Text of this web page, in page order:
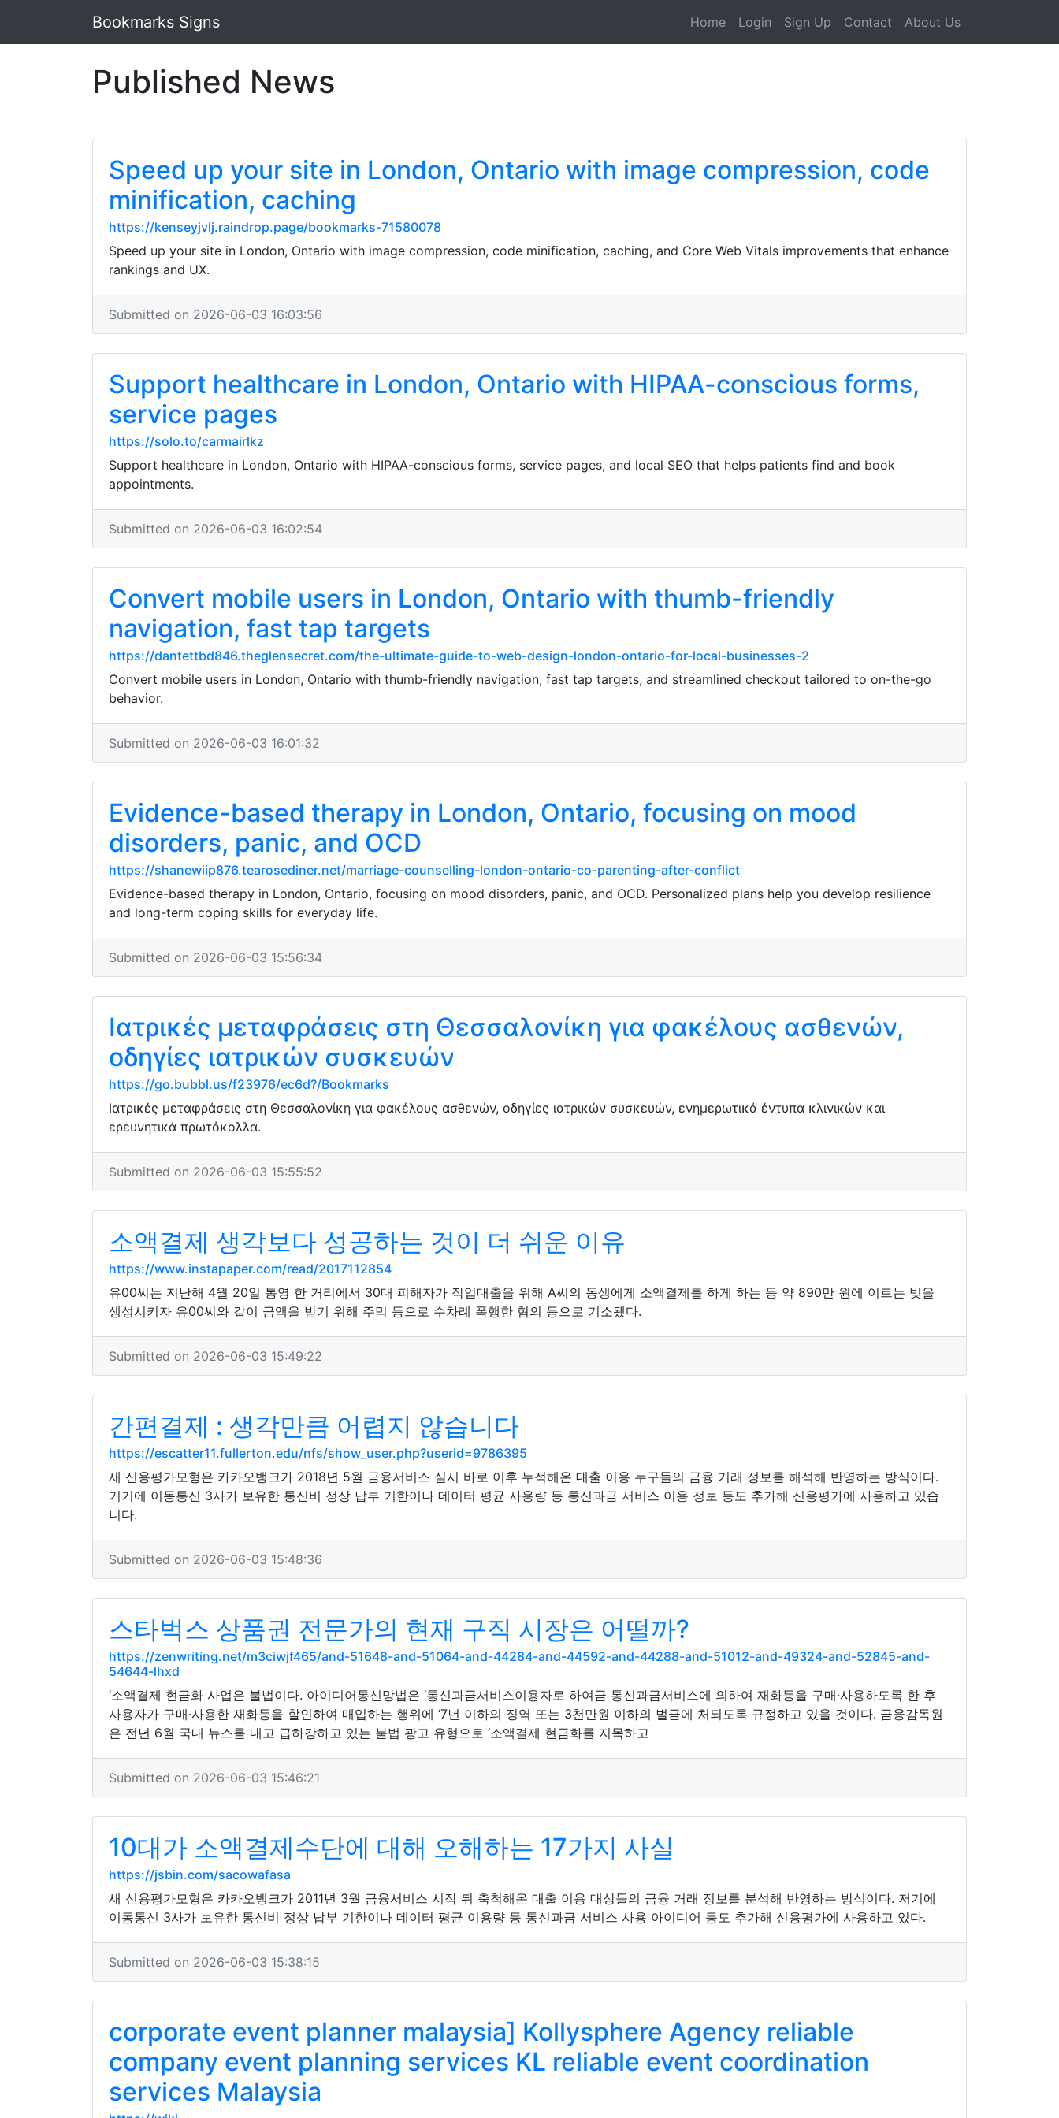
Bookmarks Signs Home Login Sign Up Contact About Us
Published News
Speed up your site in London, Ontario with image compression, code
minification, caching
https://kenseyjvlj.raindrop.page/bookmarks-71580078
Speed up your site in London, Ontario with image compression, code minification, caching, and Core Web Vitals improvements that enhance
rankings and UX.
Submitted on 2026-06-03 16:03:56
Support healthcare in London, Ontario with HIPAA-conscious forms,
service pages
https://solo.to/carmairlkz
Support healthcare in London, Ontario with HIPAA-conscious forms, service pages, and local SEO that helps patients find and book
appointments.
Submitted on 2026-06-03 16:02:54
Convert mobile users in London, Ontario with thumb-friendly
navigation, fast tap targets
https://dantettbd846.theglensecret.com/the-ultimate-guide-to-web-design-london-ontario-for-local-businesses-2
Convert mobile users in London, Ontario with thumb-friendly navigation, fast tap targets, and streamlined checkout tailored to on-the-go
behavior.
Submitted on 2026-06-03 16:01:32
Evidence-based therapy in London, Ontario, focusing on mood
disorders, panic, and OCD
https://shanewiip876.tearosediner.net/marriage-counselling-london-ontario-co-parenting-after-conflict
Evidence-based therapy in London, Ontario, focusing on mood disorders, panic, and OCD. Personalized plans help you develop resilience
and long-term coping skills for everyday life.
Submitted on 2026-06-03 15:56:34
Ιατρικές μεταφράσεις στη Θεσσαλονίκη για φακέλους ασθενών,
οδηγίες ιατρικών συσκευών
https://go.bubbl.us/f23976/ec6d?/Bookmarks
Ιατρικές μεταφράσεις στη Θεσσαλονίκη για φακέλους ασθενών, οδηγίες ιατρικών συσκευών, ενημερωτικά έντυπα κλινικών και
ερευνητικά πρωτόκολλα.
Submitted on 2026-06-03 15:55:52
소액결제 생각보다 성공하는 것이 더 쉬운 이유
https://www.instapaper.com/read/2017112854
유00씨는 지난해 4월 20일 통영 한 거리에서 30대 피해자가 작업대출을 위해 A씨의 동생에게 소액결제를 하게 하는 등 약 890만 원에 이르는 빚을
생성시키자 유00씨와 같이 금액을 받기 위해 주먹 등으로 수차례 폭행한 혐의 등으로 기소됐다.
Submitted on 2026-06-03 15:49:22
간편결제 : 생각만큼 어렵지 않습니다
https://escatter11.fullerton.edu/nfs/show_user.php?userid=9786395
새 신용평가모형은 카카오뱅크가 2018년 5월 금융서비스 실시 바로 이후 누적해온 대출 이용 누구들의 금융 거래 정보를 해석해 반영하는 방식이다.
거기에 이동통신 3사가 보유한 통신비 정상 납부 기한이나 데이터 평균 사용량 등 통신과금 서비스 이용 정보 등도 추가해 신용평가에 사용하고 있습
니다.
Submitted on 2026-06-03 15:48:36
스타벅스 상품권 전문가의 현재 구직 시장은 어떨까?
https://zenwriting.net/m3ciwjf465/and-51648-and-51064-and-44284-and-44592-and-44288-and-51012-and-49324-and-52845-and-
54644-lhxd
‘소액결제 현금화 사업은 불법이다. 아이디어통신망법은 ‘통신과금서비스이용자로 하여금 통신과금서비스에 의하여 재화등을 구매·사용하도록 한 후
사용자가 구매·사용한 재화등을 할인하여 매입하는 행위에 ‘7년 이하의 징역 또는 3천만원 이하의 벌금에 처되도록 규정하고 있을 것이다. 금융감독원
은 전년 6월 국내 뉴스를 내고 급하강하고 있는 불법 광고 유형으로 ‘소액결제 현금화를 지목하고
Submitted on 2026-06-03 15:46:21
10대가 소액결제수단에 대해 오해하는 17가지 사실
https://jsbin.com/sacowafasa
새 신용평가모형은 카카오뱅크가 2011년 3월 금융서비스 시작 뒤 축척해온 대출 이용 대상들의 금융 거래 정보를 분석해 반영하는 방식이다. 저기에
이동통신 3사가 보유한 통신비 정상 납부 기한이나 데이터 평균 이용량 등 통신과금 서비스 사용 아이디어 등도 추가해 신용평가에 사용하고 있다.
Submitted on 2026-06-03 15:38:15
corporate event planner malaysia] Kollysphere Agency reliable
company event planning services KL reliable event coordination
services Malaysia